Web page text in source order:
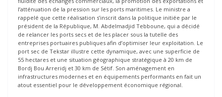
l’atténuation de la pression sur les ports maritimes. Le ministre a
rappelé que cette réalisation s’inscrit dans la politique initiée par le
président de la République, M. Abdelmadjid Tebboune, qui a décidé
de relancer les ports secs et de les placer sous la tutelle des
entreprises portuaires publiques afin d’optimiser leur exploitation. Le
port sec de Tekstar illustre cette dynamique, avec une superficie de
55 hectares et une situation géographique stratégique à 20 km de
Bordj Bou Arreridj et 30 km de Sétif. Son aménagement en
infrastructures modernes et en équipements performants en fait un
atout essentiel pour le développement économique régional.